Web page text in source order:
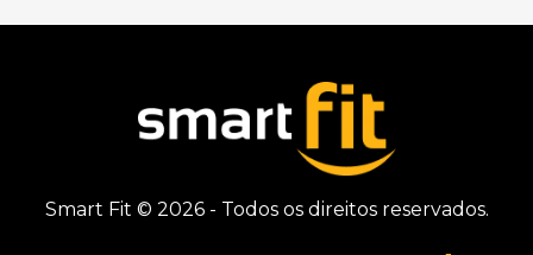
Smart Fit © 2026 - Todos os direitos reservados.